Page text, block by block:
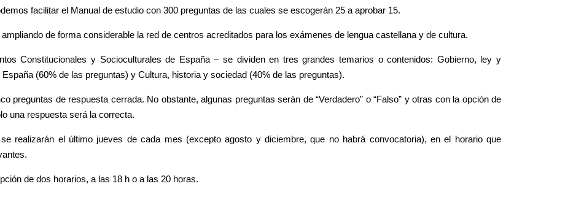
facilitar el Manual de estudio con 300 preguntas de las cuales se escogerán 25 a aprobar 15.
de forma considerable la red de centros acreditados para los exámenes de lengua castellana y de cultura.
Constitucionales y Socioculturales de España – se dividen en tres grandes temarios o contenidos: Gobierno, ley y
(60% de las preguntas) y Cultura, historia y sociedad (40% de las preguntas).
preguntas de respuesta cerrada. No obstante, algunas preguntas serán de “Verdadero” o “Falso” y otras con la opción de
una respuesta será la correcta.
realizarán el último jueves de cada mes (excepto agosto y diciembre, que no habrá convocatoria), en el horario que
de dos horarios, a las 18 h o a las 20 horas.